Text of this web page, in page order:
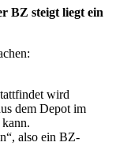
BZ steigt liegt ein
wird
dem Depot im
also ein BZ-